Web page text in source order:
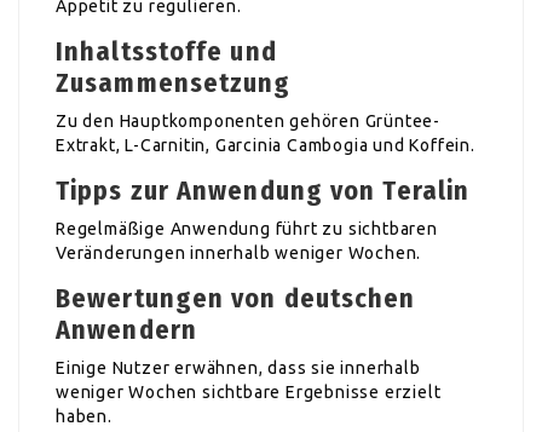
Appetit zu regulieren.
Inhaltsstoffe und
Zusammensetzung
Zu den Hauptkomponenten gehören Grüntee-
Extrakt, L-Carnitin, Garcinia Cambogia und Koffein.
Tipps zur Anwendung von Teralin
Regelmäßige Anwendung führt zu sichtbaren
Veränderungen innerhalb weniger Wochen.
Bewertungen von deutschen
Anwendern
Einige Nutzer erwähnen, dass sie innerhalb
weniger Wochen sichtbare Ergebnisse erzielt
haben.